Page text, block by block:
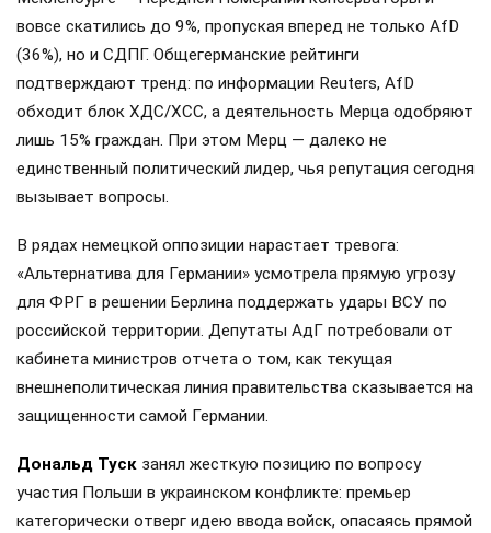
вовсе скатились до 9%, пропуская вперед не только AfD
(36%), но и СДПГ. Общегерманские рейтинги
подтверждают тренд: по информации Reuters, AfD
обходит блок ХДС/ХСС, а деятельность Мерца одобряют
лишь 15% граждан. При этом Мерц — далеко не
единственный политический лидер, чья репутация сегодня
вызывает вопросы.
В рядах немецкой оппозиции нарастает тревога:
«Альтернатива для Германии» усмотрела прямую угрозу
для ФРГ в решении Берлина поддержать удары ВСУ по
российской территории. Депутаты АдГ потребовали от
кабинета министров отчета о том, как текущая
внешнеполитическая линия правительства сказывается на
защищенности самой Германии.
Дональд Туск занял жесткую позицию по вопросу
участия Польши в украинском конфликте: премьер
категорически отверг идею ввода войск, опасаясь прямой